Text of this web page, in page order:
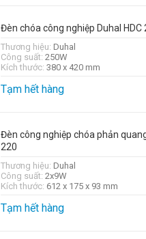
Đèn chóa công nghiệp Duhal HDC
Thương hiệu: Duhal
Công suất: 250W
Kích thước: 380 x 420 mm
Tạm hết hàng
Đèn công nghiệp chóa phản
220
Thương hiệu: Duhal
Công suất: 2x9W
Kích thước: 612 x 175 x 93 mm
Tạm hết hàng